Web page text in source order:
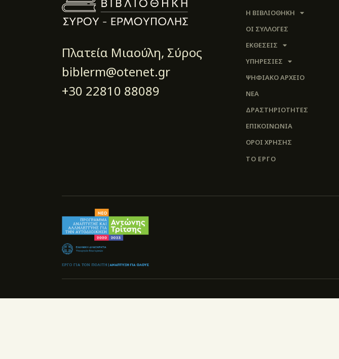
Πλατεία Μιαούλη, Σύρος
biblerm@otenet.gr
+30 22810 88089
Η ΒΙΒΛΙΟΘΗΚΗ
ΟΙ ΣΥΛΛΟΓΈΣ
ΕΚΘΕΣΕΙΣ
ΥΠΗΡΕΣΙΕΣ
ΨΗΦΙΑΚΌ ΑΡΧΕΊΟ
ΝΕΑ
ΔΡΑΣΤΗΡΙΟΤΗΤΕΣ
ΕΠΙΚΟΙΝΩΝΊΑ
ΌΡΟΙ ΧΡΉΣΗΣ
ΤΟ ΕΡΓΟ